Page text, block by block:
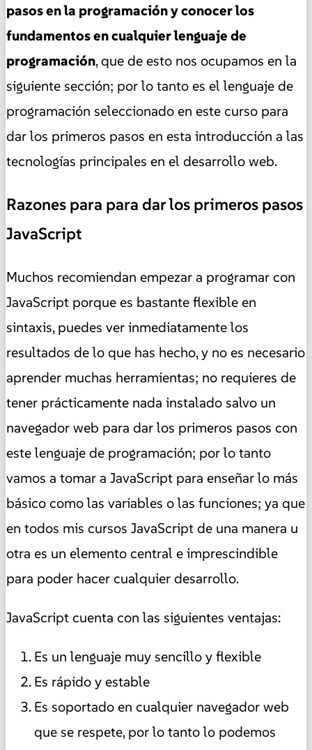
pasos en la programación y conocer los
fundamentos en cualquier lenguaje de
programación, que de esto nos ocupamos en la
siguiente sección; por lo tanto es el lenguaje de
programación seleccionado en este curso para
dar los primeros pasos en esta introducción a las
tecnologías principales en el desarrollo web.
Razones para para dar los primeros pasos
JavaScript
Muchos recomiendan empezar a programar con
JavaScript porque es bastante flexible en
sintaxis, puedes ver inmediatamente los
resultados de lo que has hecho, y no es necesario
aprender muchas herramientas; no requieres de
tener prácticamente nada instalado salvo un
navegador web para dar los primeros pasos con
este lenguaje de programación; por lo tanto
vamos a tomar a JavaScript para enseñar lo más
básico como las variables o las funciones; ya que
en todos mis cursos JavaScript de una manera u
otra es un elemento central e imprescindible
para poder hacer cualquier desarrollo.
JavaScript cuenta con las siguientes ventajas:
Es un lenguaje muy sencillo y flexible
Es rápido y estable
Es soportado en cualquier navegador web
que se respete, por lo tanto lo podemos